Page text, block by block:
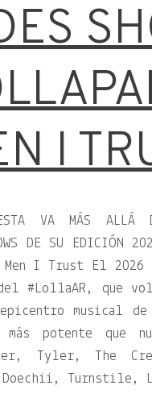
I
VA MÁS ALLÁ
DE SU
I Trust El 2026
#LollaAR, que
musical
potente que
Tyler, The
Turnstile,